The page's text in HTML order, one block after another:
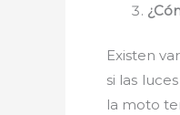
Existen
si las
la moto